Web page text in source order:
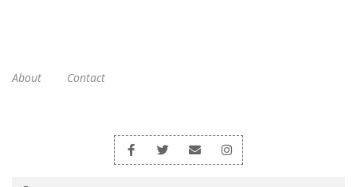
About Contact